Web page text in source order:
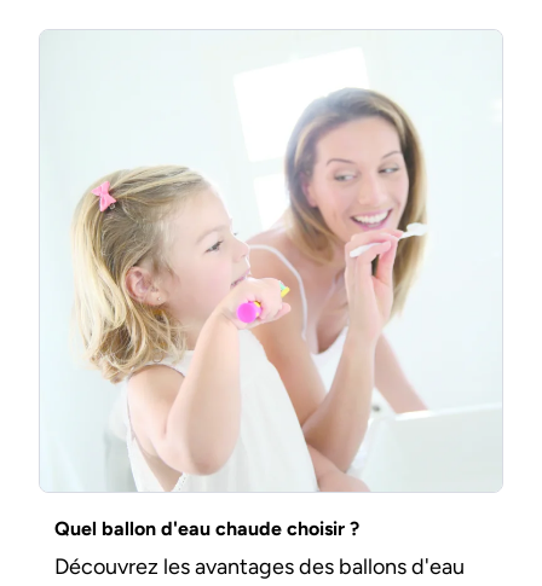
Quel ballon d'eau chaude choisir ?
Découvrez les avantages des ballons d'eau